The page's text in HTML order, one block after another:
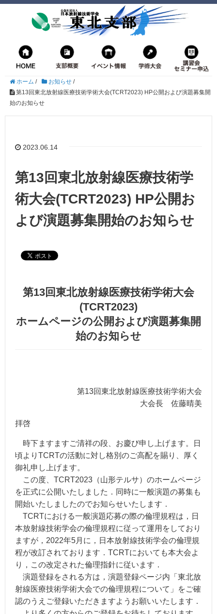
ホーム / お知らせ /
第13回東北放射線医療技術学術大会(TCRT2023) HP公開および演題募集開
始のお知らせ
2023.06.14
第13回東北放射線医療技術学
術大会(TCRT2023) HP公開お
よび演題募集開始のお知らせ
第13回東北放射線医療技術学術大会
(TCRT2023)
ホームページの公開および演題募集開
始のお知らせ
第13回東北放射線医療技術学術大会
大会長 佐藤晴美
拝啓
時下ますますご清祥の段、お慶び申し上げます。日
頃よりTCRTの活動に対し格別のご高配を賜り、厚く
御礼申し上げます。
この度、TCRT2023（山形テルサ）のホームページ
を正式に公開いたしました．同時に一般演題の募集も
開始いたしましたのでお知らせいたします．
TCRTにおける一般演題応募の際の倫理規程は，日
本放射線技術学会の倫理規程に従って運用をしており
ますが，2022年5月に，日本放射線技術学会の倫理規
程が改訂されております．TCRTにおいても本大会よ
り，この改定された倫理指針に従います．
演題登録をされる方は，演題登録ページ内「東北放
射線医療技術学術大会での倫理規程について」をご確
認のうえご登録いただきますようお願いいたします．